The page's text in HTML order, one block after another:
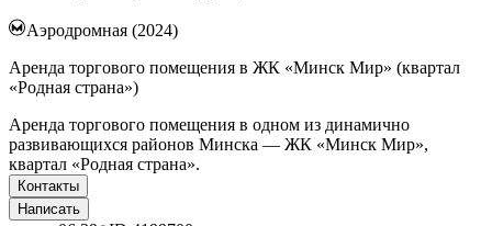
Аэродромная (2024)
Аренда торгового помещения в ЖК «Минск Мир» (квартал
«Родная страна»)
Аренда торгового помещения в одном из динамично
развивающихся районов Минска — ЖК «Минск Мир»,
квартал «Родная страна».
Контакты
Написать